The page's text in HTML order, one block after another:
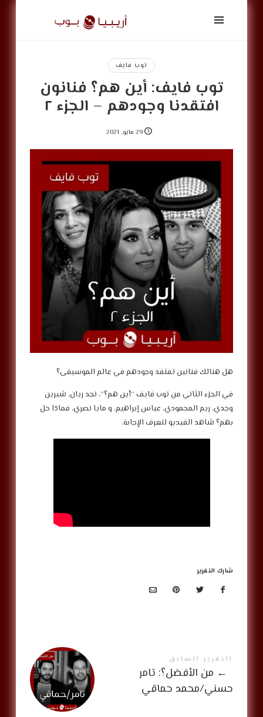
أريبيا
بوب
ArabiaPopتوب فايف
توب فايف: أين هم؟ فنانون
افتقدنا وجودهم – الجزء ٢
29 مايو, 2021
هل هنالك فنانين تفتقد وجودهم في عالم الموسيقى؟
في الجزء الثاني من توب فايف “أين هم؟”، نجد ريان، شيرين
وجدي، ريم المحمودي، عباس إبراهيم، و مايا نصري، فماذا حل
بهم؟ شاهد الفيديو لتعرف الإجابة.
شارك التقرير
التقرير السابق
← من الأفضل؟: تامر
حسني/محمد حماقي